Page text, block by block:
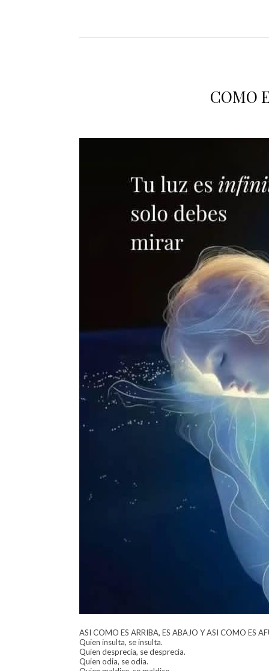
COMO
ASI COMO ES ARRIBA, ES ABAJO Y ASI COMO ES
Quien insulta, se insulta.
Quien desprecia, se desprecia.
Quien odia, se odia.